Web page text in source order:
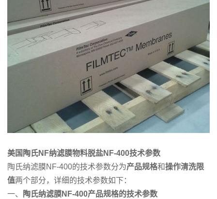
美国陶氏NF纳滤膜物料脱盐NF-400技术参数
陶氏纳滤膜NF-400的技术参数分为产品规格和操作清洗限
值两个部分，详细的技术参数如下：
一、
陶氏纳滤膜NF-400产品规格的技术参数